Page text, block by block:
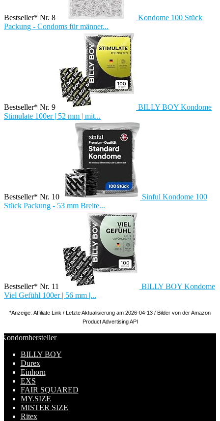
Bestseller* Nr. 8
Kondome 100 Stück
Packung - Condoms für männer...
Bestseller* Nr. 9
BILLY BOY Kondome
Stimulate 100er | 52 mm | mit...
Bestseller* Nr. 10
Sinful Kondome 100
Stück Packung - 53 mm Breite...
Bestseller* Nr. 11
BILLY BOY Kondome
Viel Gefühl 100er | 56 mm |...
*Anzeige: Affiliate Link / Letzte Aktualisierung am 2026-04-13 / Bilder von der Amazon
Product Advertising API
Kondomhersteller
BILLY BOY
Durex
Einhorn
EXS
FAIR SQUARED
MY.SIZE
MISTER SIZE
Ritex